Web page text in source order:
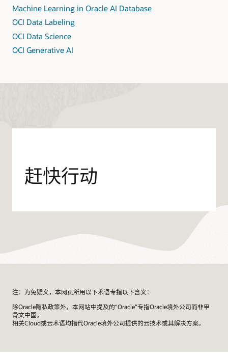
Machine Learning in Oracle AI Database
OCI Data Labeling
OCI Data Science
OCI Generative AI
赶快行动
注：为免疑义，本网页所用以下术语专指以下含义：
除Oracle隐私政策外，本网站中提及的“Oracle”专指Oracle境外公司而非甲
骨文中国。
相关Cloud或云术语均指代Oracle境外公司提供的云技术或其解决方案。